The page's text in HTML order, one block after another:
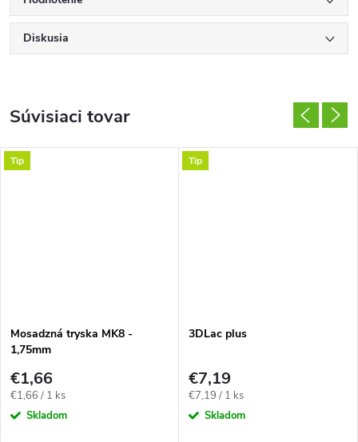
Diskusia
Súvisiaci tovar
Tip
Mosadzná tryska MK8 -
1,75mm
€1,66
Jednotková
cena:
€1,66 / 1 ks
Skladom
Tip
3DLac plus
€7,19
Jednotková
cena:
€7,19 / 1 ks
Skladom